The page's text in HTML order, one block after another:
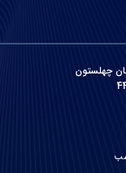
چهلستون